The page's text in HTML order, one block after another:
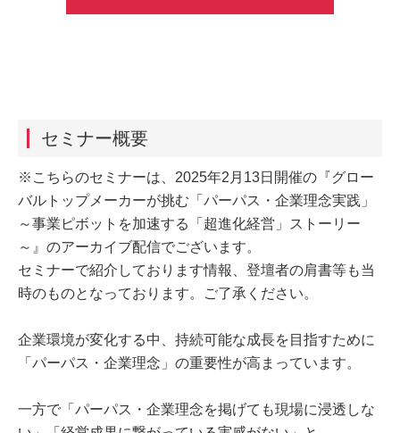
セミナー概要
※こちらのセミナーは、2025年2月13日開催の『グロー
バルトップメーカーが挑む「パーパス・企業理念実践」
～事業ピボットを加速する「超進化経営」ストーリー
～』のアーカイブ配信でございます。
セミナーで紹介しております情報、登壇者の肩書等も当
時のものとなっております。ご了承ください。
企業環境が変化する中、持続可能な成長を目指すために
「パーパス・企業理念」の重要性が高まっています。
一方で「パーパス・企業理念を掲げても現場に浸透しな